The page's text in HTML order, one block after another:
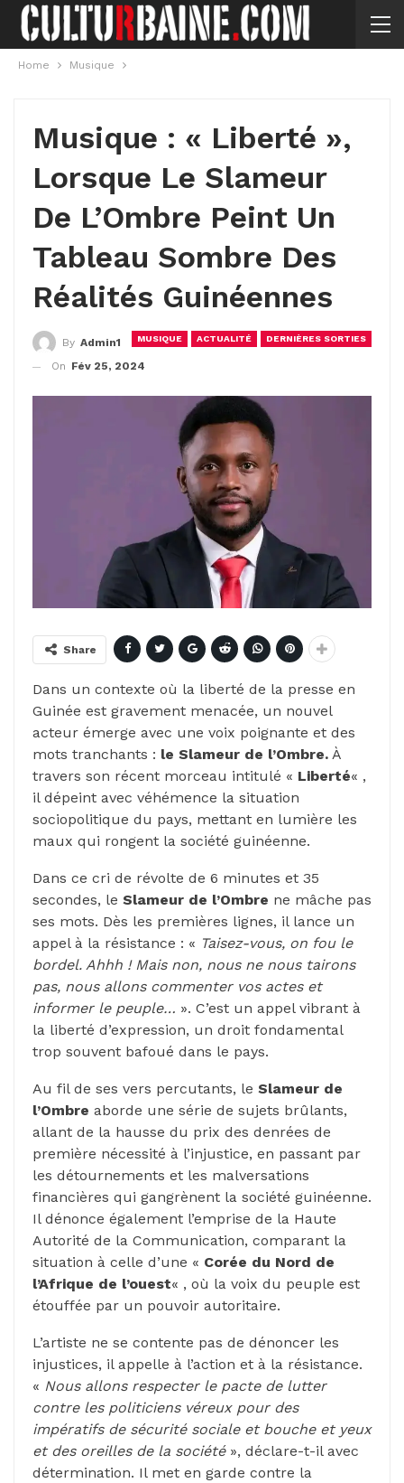
Home Musique
Musique : « Liberté »,
Lorsque Le Slameur
De L’Ombre Peint Un
Tableau Sombre Des
Réalités Guinéennes
MUSIQUE ACTUALITÉ DERNIÈRES SORTIES
By Admin1
On Fév 25, 2024
Share
Dans un contexte où la liberté de la presse en
Guinée est gravement menacée, un nouvel
acteur émerge avec une voix poignante et des
mots tranchants : le Slameur de l’Ombre. À
travers son récent morceau intitulé « Liberté« ,
il dépeint avec véhémence la situation
sociopolitique du pays, mettant en lumière les
maux qui rongent la société guinéenne.
Dans ce cri de révolte de 6 minutes et 35
secondes, le Slameur de l’Ombre ne mâche pas
ses mots. Dès les premières lignes, il lance un
appel à la résistance : « Taisez-vous, on fou le
bordel. Ahhh ! Mais non, nous ne nous tairons
pas, nous allons commenter vos actes et
informer le peuple… ». C’est un appel vibrant à
la liberté d’expression, un droit fondamental
trop souvent bafoué dans le pays.
Au fil de ses vers percutants, le Slameur de
l’Ombre aborde une série de sujets brûlants,
allant de la hausse du prix des denrées de
première nécessité à l’injustice, en passant par
les détournements et les malversations
financières qui gangrènent la société guinéenne.
Il dénonce également l’emprise de la Haute
Autorité de la Communication, comparant la
situation à celle d’une « Corée du Nord de
l’Afrique de l’ouest« , où la voix du peuple est
étouffée par un pouvoir autoritaire.
L’artiste ne se contente pas de dénoncer les
injustices, il appelle à l’action et à la résistance.
« Nous allons respecter le pacte de lutter
contre les politiciens véreux pour des
impératifs de sécurité sociale et bouche et yeux
et des oreilles de la société», déclare-t-il avec
détermination. Il met en garde contre la